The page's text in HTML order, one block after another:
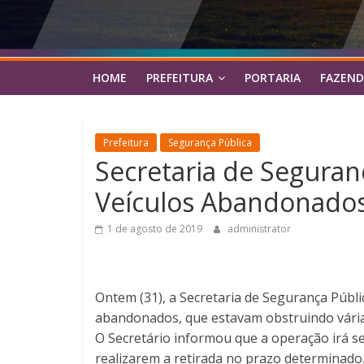
HOME PREFEITURA PORTARIA
Prefeitura Segurança Pública
Secretaria de
Veículos
1 de agosto de 2019 administrator
Ontem (31), a Secretaria de Segurança
abandonados, que estavam obstruindo
O Secretário informou que a operação irá
realizarem a retirada no prazo determinado.